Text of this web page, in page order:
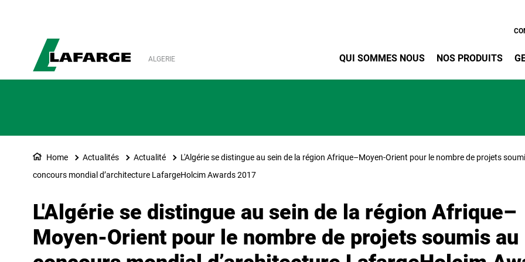
ALGERIE QUI SOMMES NOUS NOS PRODUITS
Home Actualités Actualité
L'Algérie se distingue au sein de la région Afrique–Moyen-Orient pour le nombre de projets
concours mondial d’architecture LafargeHolcim Awards 2017
L'Algérie se distingue au sein de la région Afrique–
Moyen-Orient pour le nombre de projets soumis au